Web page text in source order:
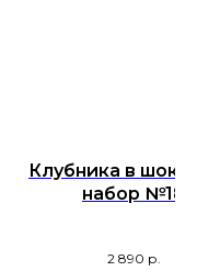
Клубника в
набор №18
2 890 р.